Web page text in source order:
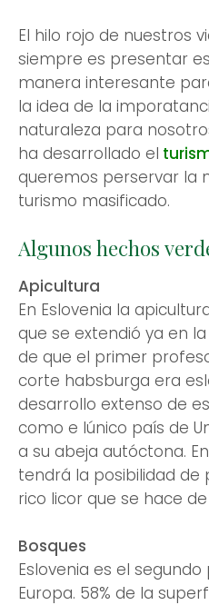
El hilo rojo de nuestros
siempre es presentar
manera interesante
la idea de la
naturaleza para
ha desarrollado el
queremos perservar la
turismo masificado.
Algunos hechos
Apicultura
En Eslovenia la
que se extendió ya en la
de que el primer
corte habsburga era
desarrollo extenso de
como e lúnico país de
a su abeja autóctona.
tendrá la posibilidad de
rico licor que se hace
Bosques
Eslovenia es el
Europa. 58% de la